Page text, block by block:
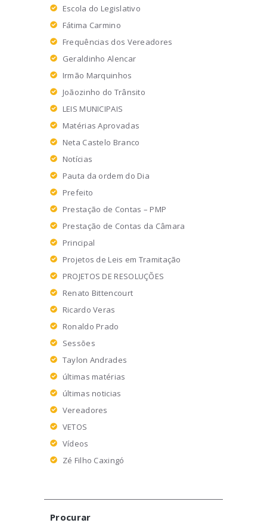
Escola do Legislativo
Fátima Carmino
Frequências dos Vereadores
Geraldinho Alencar
Irmão Marquinhos
Joãozinho do Trânsito
LEIS MUNICIPAIS
Matérias Aprovadas
Neta Castelo Branco
Notícias
Pauta da ordem do Dia
Prefeito
Prestação de Contas – PMP
Prestação de Contas da Câmara
Principal
Projetos de Leis em Tramitação
PROJETOS DE RESOLUÇÕES
Renato Bittencourt
Ricardo Veras
Ronaldo Prado
Sessões
Taylon Andrades
últimas matérias
últimas noticias
Vereadores
VETOS
Vídeos
Zé Filho Caxingó
Procurar